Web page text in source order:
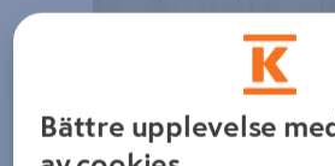
Föregående
Bättre upplevelse